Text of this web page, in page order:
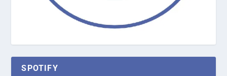
SPOTIFY